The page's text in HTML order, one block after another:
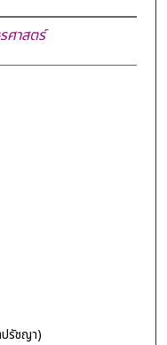
ศาสตร์
รัชญา)